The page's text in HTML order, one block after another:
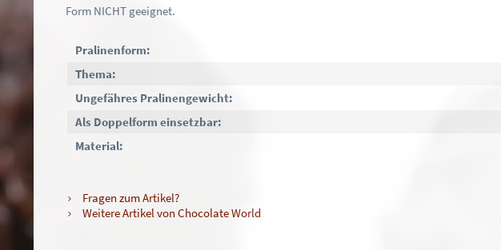
Form NICHT geeignet.
Pralinenform:
Thema:
Ungefähres Pralinengewicht:
Als Doppelform einsetzbar:
Material:
Fragen zum Artikel?
Weitere Artikel von Chocolate World